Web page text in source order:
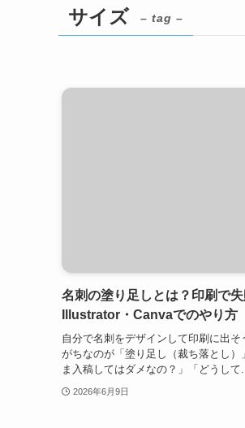
サイズ – tag –
名刺の塗り足しとは？印刷で
Illustrator・Canvaでのやり方
自分で名刺をデザインして印刷に出
がちなのが「塗り足し（裁ち落とし）
ま入稿してはダメなの？」「どうして...
2026年6月9日